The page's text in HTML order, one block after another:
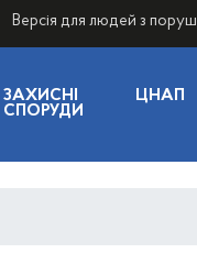
Версія для людей з
ЗАХИСНІ
СПОРУДИ
ЦНАП